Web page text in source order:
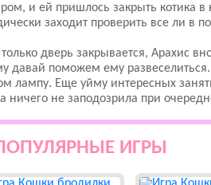
и ей пришлось закрыть котика
заходит проверить все ли в
дверь закрывается, Арахис
давай поможем ему
лампу. Еще уйму интересных
ничего не заподозрила при
ИГРЫ